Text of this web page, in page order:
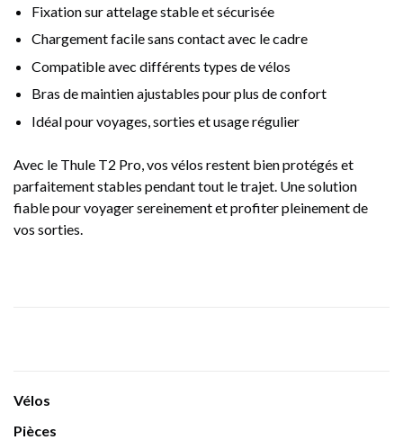
Fixation sur attelage stable et sécurisée
Chargement facile sans contact avec le cadre
Compatible avec différents types de vélos
Bras de maintien ajustables pour plus de confort
Idéal pour voyages, sorties et usage régulier
Avec le Thule T2 Pro, vos vélos restent bien protégés et
parfaitement stables pendant tout le trajet. Une solution
fiable pour voyager sereinement et profiter pleinement de
vos sorties.
Vélos
Pièces